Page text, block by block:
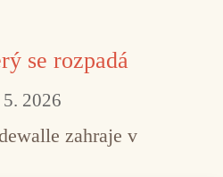
se rozpadá
5. 2026
zahraje v